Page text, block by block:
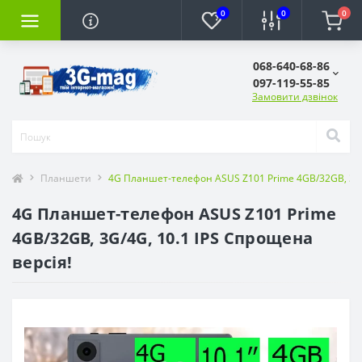
0 0 0
068-640-68-86
097-119-55-85
Замовити дзвінок
Планшети 4G Планшет-телефон ASUS Z101 Prime 4GB/32GB,
4G Планшет-телефон ASUS Z101 Prime
4GB/32GB, 3G/4G, 10.1 IPS Спрощена
версія!